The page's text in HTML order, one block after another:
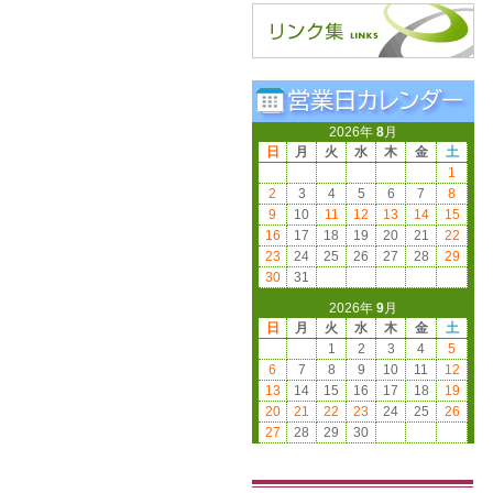
2026年 8月
日
月 火 水 木 金
土
1
2
3 4 5 6 7
8
9
10 11 12 13 14
15
16
17 18 19 20 21
22
23
24 25 26 27 28
29
30
31
2026年 9月
日
月 火 水 木 金
土
1
2 3 4
5
6
7 8 9 10 11
12
13
14 15 16 17 18
19
20
21 22 23 24 25
26
27
28 29 30